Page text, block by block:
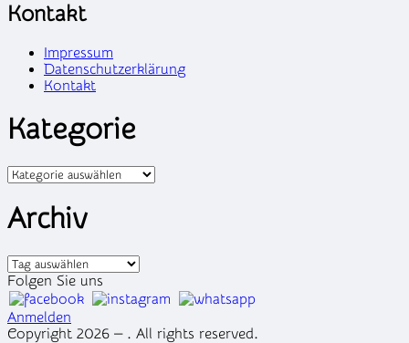
Kontakt
Impressum
Datenschutzerklärung
Kontakt
Kategorie
Kategorien
Archiv
Archiv
Folgen Sie uns
Anmelden
Copyright 2026 — . All rights reserved.